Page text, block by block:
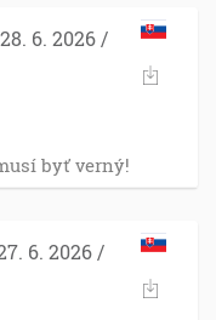
6. 2026 /
byť verný!
6. 2026 /